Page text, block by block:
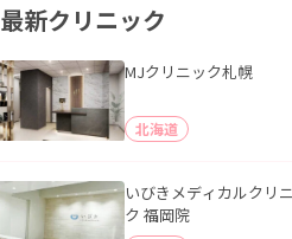
最新クリニック
MJクリニック札幌
北海道
いびきメディカルクリ
ク 福岡院